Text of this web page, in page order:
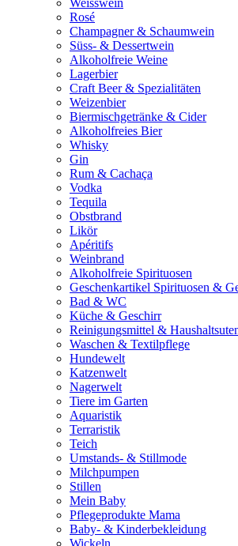
Weisswein
Rosé
Champagner & Schaumwein
Süss- & Dessertwein
Alkoholfreie Weine
Lagerbier
Craft Beer & Spezialitäten
Weizenbier
Biermischgetränke & Cider
Alkoholfreies Bier
Whisky
Gin
Rum & Cachaça
Vodka
Tequila
Obstbrand
Likör
Apéritifs
Weinbrand
Alkoholfreie Spirituosen
Geschenkartikel Spirituosen &
Bad & WC
Küche & Geschirr
Reinigungsmittel &
Waschen & Textilpflege
Hundewelt
Katzenwelt
Nagerwelt
Tiere im Garten
Aquaristik
Terraristik
Teich
Umstands- & Stillmode
Milchpumpen
Stillen
Mein Baby
Pflegeprodukte Mama
Baby- & Kinderbekleidung
Wickeln